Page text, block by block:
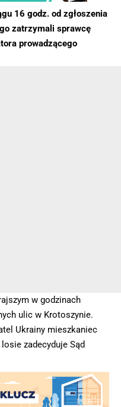
16 godz. od zgłoszenia
zatrzymali sprawcę
prowadzącego
w godzinach
ulic w Krotoszynie.
Ukrainy mieszkaniec
zadecyduje Sąd